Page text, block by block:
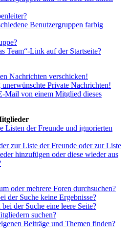
Benutzergruppen farbig
Team“-Link auf der Startseite?
Nachrichten verschicken!
Private Nachrichten!
Mail von einem Mitglied dieses
Listen der Freunde und ignorierten
zur Liste der Freunde oder zur Liste
hinzufügen oder diese wieder aus
oder mehrere Foren durchsuchen?
der Suche keine Ergebnisse?
der Suche eine leere Seite?
suchen?
Beiträge und Themen finden?